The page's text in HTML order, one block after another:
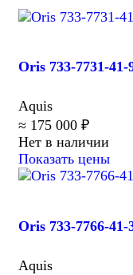
Oris 733-7731-
Aquis
≈ 175 000 ₽
Нет в наличии
Показать цены
Oris 733-7766-
Aquis